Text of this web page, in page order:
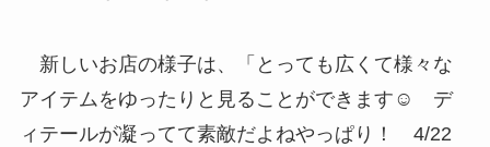
新しいお店の様子は、「とっても広くて様々な
アイテムをゆったりと見ることができます☺️ デ
ィテールが凝ってて素敵だよねやっぱり！ 4/22